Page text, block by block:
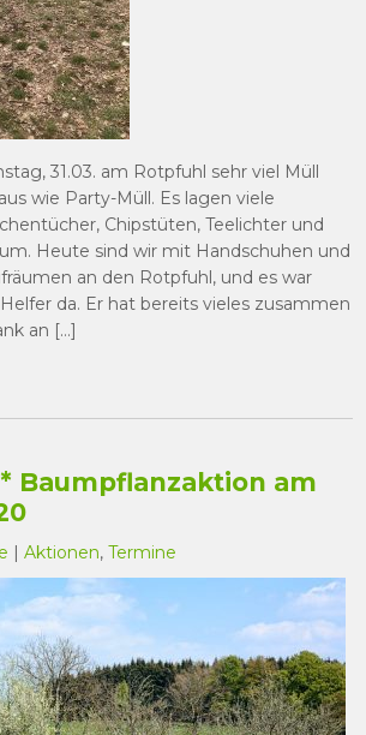
31.03. am Rotpfuhl sehr viel Müll
wie Party-Müll. Es lagen viele
Chipstüten, Teelichter und
Heute sind wir mit Handschuhen und
an den Rotpfuhl, und es war
da. Er hat bereits vieles zusammen
an […]
Baumpflanzaktion am
|Aktionen,Termine